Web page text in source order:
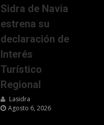
Sidra de Navia
estrena su
declaración de
Interés
Turístico
Regional
Lasidra
Agosto 6, 2026